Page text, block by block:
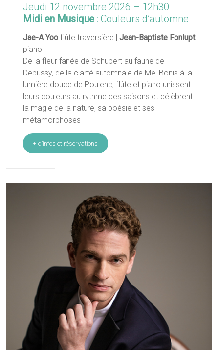
Jeudi 12 novembre 2026 – 12h30
Midi en Musique : Couleurs d’automne
Jae-A Yoo flûte traversière |Jean-Baptiste Fonlupt
piano
De la fleur fanée de Schubert au faune de
Debussy, de la clarté automnale de Mel Bonis à la
lumière douce de Poulenc, flûte et piano unissent
leurs couleurs au rythme des saisons et célèbrent
la magie de la nature, sa poésie et ses
métamorphoses
+ d’infos et réservations